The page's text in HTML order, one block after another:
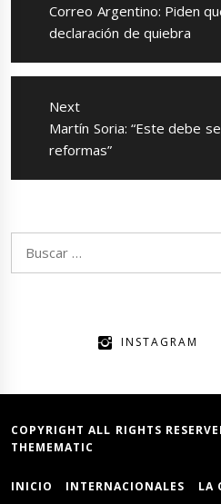
Previous
post:
Correo Argentino: Piden
declaración de quiebra
Next
Next
post:
Martín Soria: “Este debe
reformas”
INSTAGRAM
COPYRIGHT ALL RIGHTS
THEMEMATIC
INICIO INTERNACIONALES LA